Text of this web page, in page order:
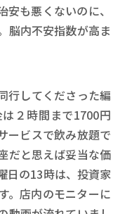
も悪くないのに、
脳内不安指数が高ま
行してくださった編
２時間まで1700円
ービスで飲み放題で
だと思えば妥当な価
日の13時は、投資家
。店内のモニターに